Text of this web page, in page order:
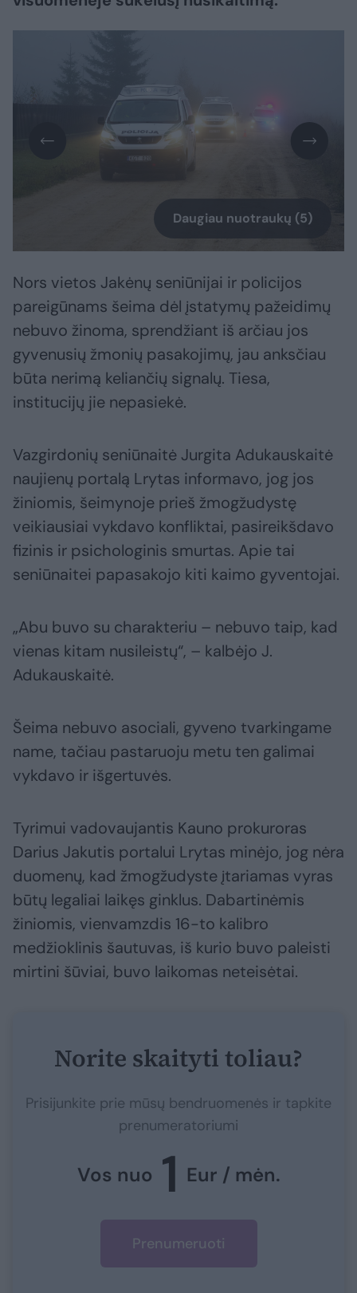
Daugiau nuotraukų (5)
Nors vietos Jakėnų seniūnijai ir policijos
pareigūnams šeima dėl įstatymų pažeidimų
nebuvo žinoma, sprendžiant iš arčiau jos
gyvenusių žmonių pasakojimų, jau anksčiau
būta nerimą keliančių signalų. Tiesa,
institucijų jie nepasiekė.
Vazgirdonių seniūnaitė Jurgita Adukauskaitė
naujienų portalą Lrytas informavo, jog jos
žiniomis, šeimynoje prieš žmogžudystę
veikiausiai vykdavo konfliktai, pasireikšdavo
fizinis ir psichologinis smurtas. Apie tai
seniūnaitei papasakojo kiti kaimo gyventojai.
„Abu buvo su charakteriu – nebuvo taip, kad
vienas kitam nusileistų“, – kalbėjo J.
Adukauskaitė.
Šeima nebuvo asociali, gyveno tvarkingame
name, tačiau pastaruoju metu ten galimai
vykdavo ir išgertuvės.
Tyrimui vadovaujantis Kauno prokuroras
Darius Jakutis portalui Lrytas minėjo, jog nėra
duomenų, kad žmogžudyste įtariamas vyras
būtų legaliai laikęs ginklus. Dabartinėmis
žiniomis, vienvamzdis 16-to kalibro
medžioklinis šautuvas, iš kurio buvo paleisti
mirtini šūviai, buvo laikomas neteisėtai.
Norite skaityti toliau?
Prisijunkite prie mūsų bendruomenės ir tapkite
prenumeratoriumi
Vos nuo 1 Eur / mėn.
Prenumeruoti